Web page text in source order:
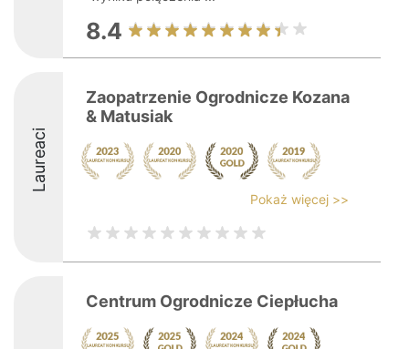
8.4
Laureaci
Zaopatrzenie Ogrodnicze Kozana
& Matusiak
Pokaż więcej >>
Centrum Ogrodnicze Ciepłucha